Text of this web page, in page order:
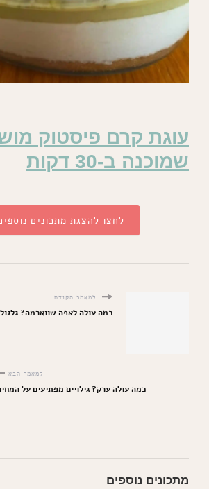
עוגת קרם פיסטוק
שמוכנה ב-30 דקות
לחצו להצגת מתכונים
למאמר הקודם
כמה עולה לאפה שווארמה?
למאמר הבא
כמה עולה ערק? גילויים מפתיעים על
מתכונים נוספים